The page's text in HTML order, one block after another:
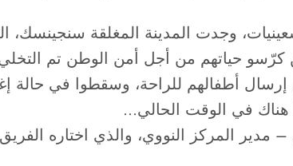
وجدت المدينة المغلقة سنجينسك،
حياتهم من أجل أمن الوطن تم التخلي
إرسال أطفالهم للراحة، وسقطوا في
هناك في الوقت الحالي…
– مدير المركز النووي، والذي اختاره